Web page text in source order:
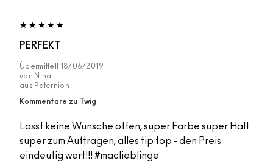
PERFEKT
Übermittelt 18/06/2019
von Nina
aus Paternion
Kommentare zu Twig
Lässt keine Wünsche offen, super Farbe super Halt
super zum Auftragen, alles tip top - den Preis
eindeutig wert!!! #maclieblinge